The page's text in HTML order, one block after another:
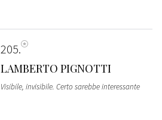
205
LAMBERTO PIGNOTTI
Visibile, invisibile. Certo sarebbe interessante